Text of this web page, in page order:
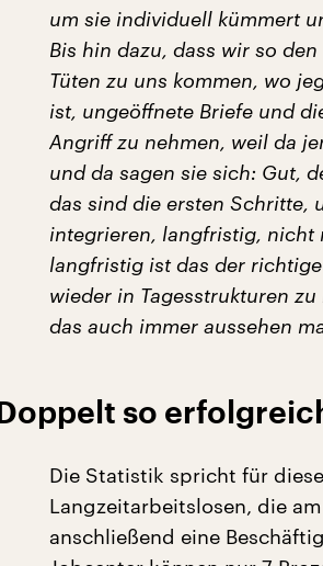
um sie individuell kümmert
Bis hin dazu, dass wir so
Tüten zu uns kommen, wo
ist, ungeöffnete Briefe und
Angriff zu nehmen, weil da
und da sagen sie sich: Gut,
das sind die ersten Schritte,
integrieren, langfristig, nicht
langfristig ist das der
wieder in Tagesstrukturen
das auch immer aussehen
Doppelt so
Die Statistik spricht für
Langzeitarbeitslosen, die
anschließend eine